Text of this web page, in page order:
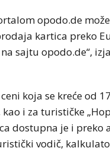
opodo.de
kartica preko
sajtu opodo.de“,
koja se kreće od
i za turističke
dostupna je i preko
vodič,